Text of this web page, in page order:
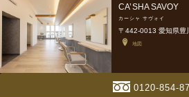
CA’SHA SAVOY
カーシャ サヴォイ
〒442-0013 愛知県豊
地図
0120-854-